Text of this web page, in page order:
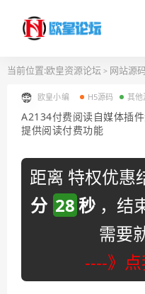
当前位置:欧皇资源论坛 > 网站源码
欧皇小编 H5源码 其他
A2134付费阅读自媒体插
提供阅读付费功能
距离 特权优惠
分 28秒 ，结
需要
----》